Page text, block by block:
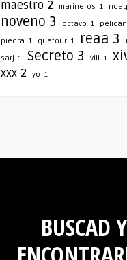
maestro 2 marineros 1
noveno 3 octavo 1
piedra 1 quatour 1 reaa 3
sarj 1 Secreto 3 viii 1
xxx 2 yo 1
BUSCAD Y